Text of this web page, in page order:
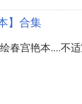
】合集
春宫艳本....不